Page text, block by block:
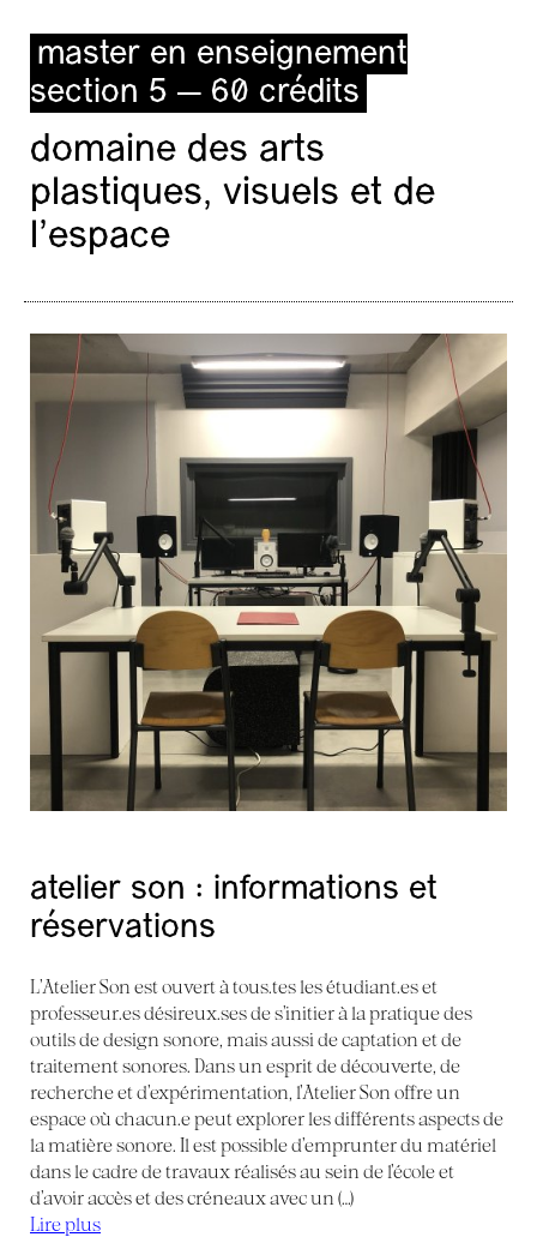
master en enseignement
section 5 — 60 crédits
domaine des arts
plastiques, visuels et de
l’espace
atelier son : informations et
réservations
L’Atelier Son est ouvert à tous.tes les étudiant.es et
professeur.es désireux.ses de s’initier à la pratique des
outils de design sonore, mais aussi de captation et de
traitement sonores. Dans un esprit de découverte, de
recherche et d’expérimentation, l’Atelier Son offre un
espace où chacun.e peut explorer les différents aspects de
la matière sonore. Il est possible d’emprunter du matériel
dans le cadre de travaux réalisés au sein de l’école et
d’avoir accès et des créneaux avec un (…)
Lire plus